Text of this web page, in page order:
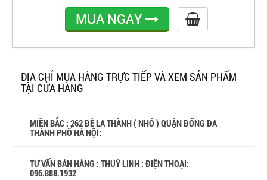
MUA NGAY
ĐỊA CHỈ MUA HÀNG TRỰC TIẾP VÀ XEM SẢN PHẨM
TẠI CỬA HÀNG
MIỀN BẮC : 262 ĐÊ LA THÀNH ( NHỎ ) QUẬN ĐỐNG ĐA
THÀNH PHỐ HÀ NỘI:
TƯ VẤN BÁN HÀNG : THUỲ LINH : ĐIỆN THOẠI:
096.888.1932